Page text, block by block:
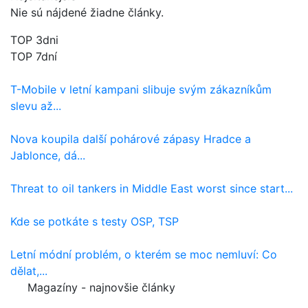
Nie sú nájdené žiadne články.
TOP 3dni
TOP 7dní
T-Mobile v letní kampani slibuje svým zákazníkům
slevu až...
Nova koupila další pohárové zápasy Hradce a
Jablonce, dá...
Threat to oil tankers in Middle East worst since start...
Kde se potkáte s testy OSP, TSP
Letní módní problém, o kterém se moc nemluví: Co
dělat,...
Magazíny - najnovšie články